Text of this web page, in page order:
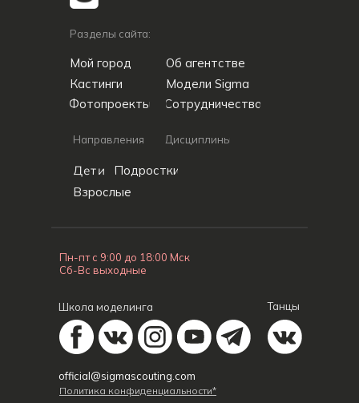
Пн-пт с 9:00 до 18:00 Мск
Сб-Вс выходные
Разделы сайта:
Мой город
Кастинги
Об агентстве
Модели Sigma
Сотрудничество
Фотопроекты
Политика конфиденциальности*
official@sigmascouting.com
Направления Дисциплины
Дети
Школа моделинга Танцы
Подростки
Взрослые